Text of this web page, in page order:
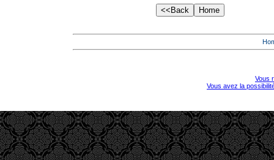
Vous
Vous avez la